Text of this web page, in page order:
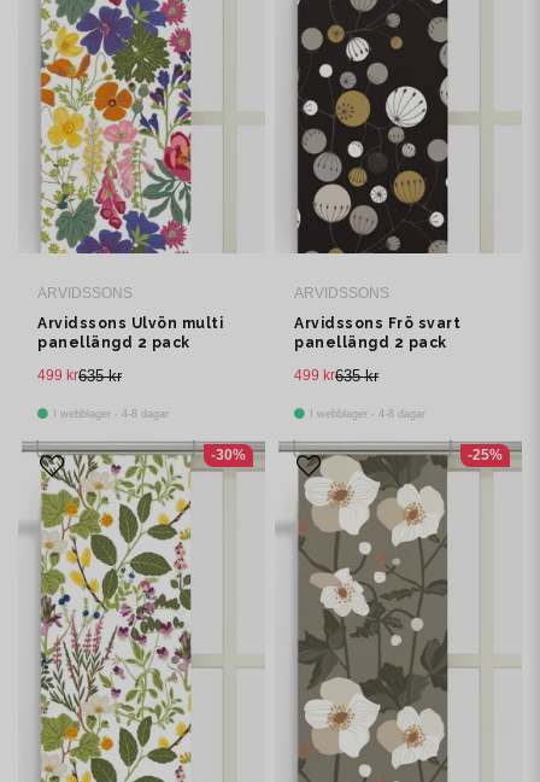
ARVIDSSONS
Arvidssons Ulvön multi
panellängd 2 pack
635 kr
499 kr
I webblager - 4-8 dagar
ARVIDSSONS
Arvidssons Frö svart
panellängd 2 pack
635 kr
499 kr
I webblager - 4-8 dagar
-30% -25%